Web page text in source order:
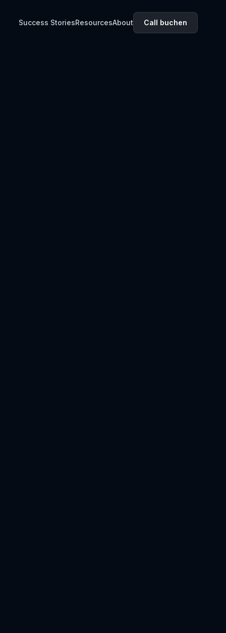
Success StoriesResourcesAbout Call buchen